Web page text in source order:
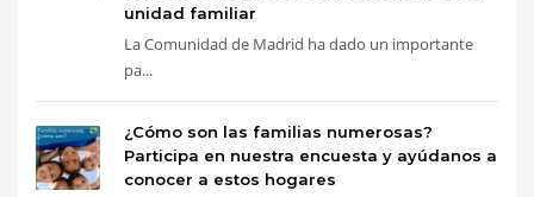
unidad familiar
La Comunidad de Madrid ha dado un importante
pa...
¿Cómo son las familias numerosas?
Participa en nuestra encuesta y ayúdanos a
conocer a estos hogares